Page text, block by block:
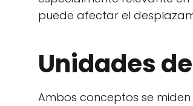
puede afectar el
Unidades
Ambos conceptos se